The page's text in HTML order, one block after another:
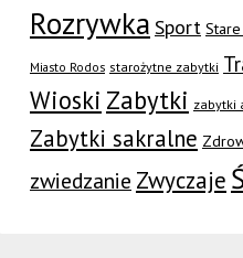
Rozrywka Sport
Miasto Rodos starożytne zabytki
Wioski Zabytki zabytki
Zabytki sakralne
zwiedzanie Zwyczaje